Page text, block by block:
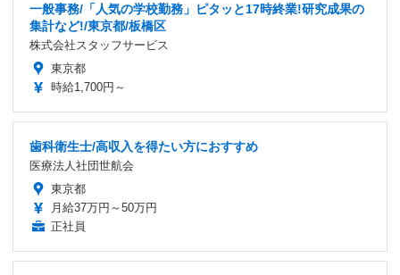
一般事務/「人気の学校勤務」ピタッと17時終業!研究成果の
集計など!/東京都/板橋区
株式会社スタッフサービス
東京都
時給1,700円～
歯科衛生士/高収入を得たい方におすすめ
医療法人社団世航会
東京都
月給37万円～50万円
正社員